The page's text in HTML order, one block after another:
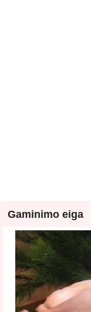
Gaminimo eiga